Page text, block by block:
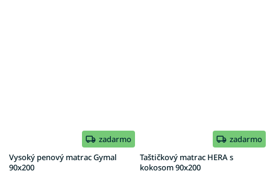
zadarmo
Vysoký penový matrac Gymal
90x200
zadarmo
Taštičkový matrac HERA s
kokosom 90x200